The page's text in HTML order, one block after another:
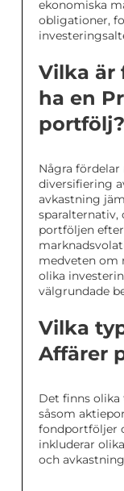
ekonomiska
obligationer,
Vilka är
ha en
portfölj?
Några
diversifiering
avkastning
sparalternativ,
portföljen
medveten om
olika
välgrundade
Vilka
Affärer
Det finns
såsom
fondportföljer
inkluderar
och